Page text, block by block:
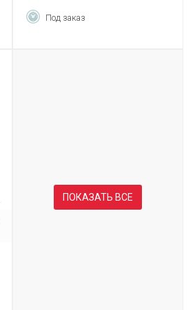
Под заказ
ПОКАЗАТЬ ВСЕ